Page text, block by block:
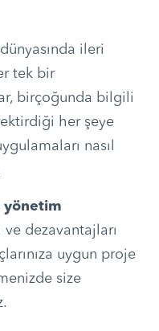
dünyasında ileri
tek bir
birçoğunda bilgili
her şeye
nasıl
yönetim
ve dezavantajları
uygun proje
size